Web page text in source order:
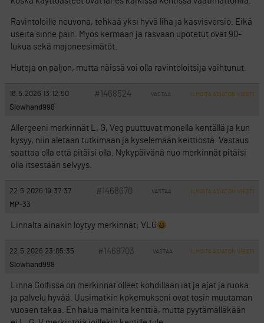
Ravintoloille neuvona, tehkaä yksi hyvä liha ja kasvisversio. Eikä
useita sinne päin. Myös kermaan ja rasvaan upotetut ovat 90-
lukua sekä majoneesimätöt.
Huteja on paljon, mutta näissä voi olla ravintoloitsija vaihtunut.
18.5.2026 13:12:50 #1468524 VASTAA ILMOITA ASIATON VIESTI
Slowhand998
Allergeeni merkinnät L, G, Veg puuttuvat monella kentällä ja kun
kysyy, niin aletaan tutkimaan ja kyselemään keittiöstä. Vastaus
saattaa olla että pitäisi olla. Nykypäivänä nuo merkinnät pitäisi
olla itsestään selvyys.
22.5.2026 19:37:37 #1468670 VASTAA ILMOITA ASIATON VIESTI
MP-33
Linnalta ainakin löytyy merkinnät; VLG
22.5.2026 23:05:35 #1468703 VASTAA ILMOITA ASIATON VIESTI
Slowhand998
Linna Golfissa on merkinnät olleet kohdillaan iät ja ajat ja ruoka
ja palvelu hyvää. Uusimatkin kokemukseni ovat tosin muutaman
vuoaen takaa. En halua mainita kenttiä, mutta pyytämälläkään